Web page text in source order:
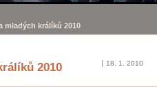
mladých králíků 2010
2010 18. 1. 2010